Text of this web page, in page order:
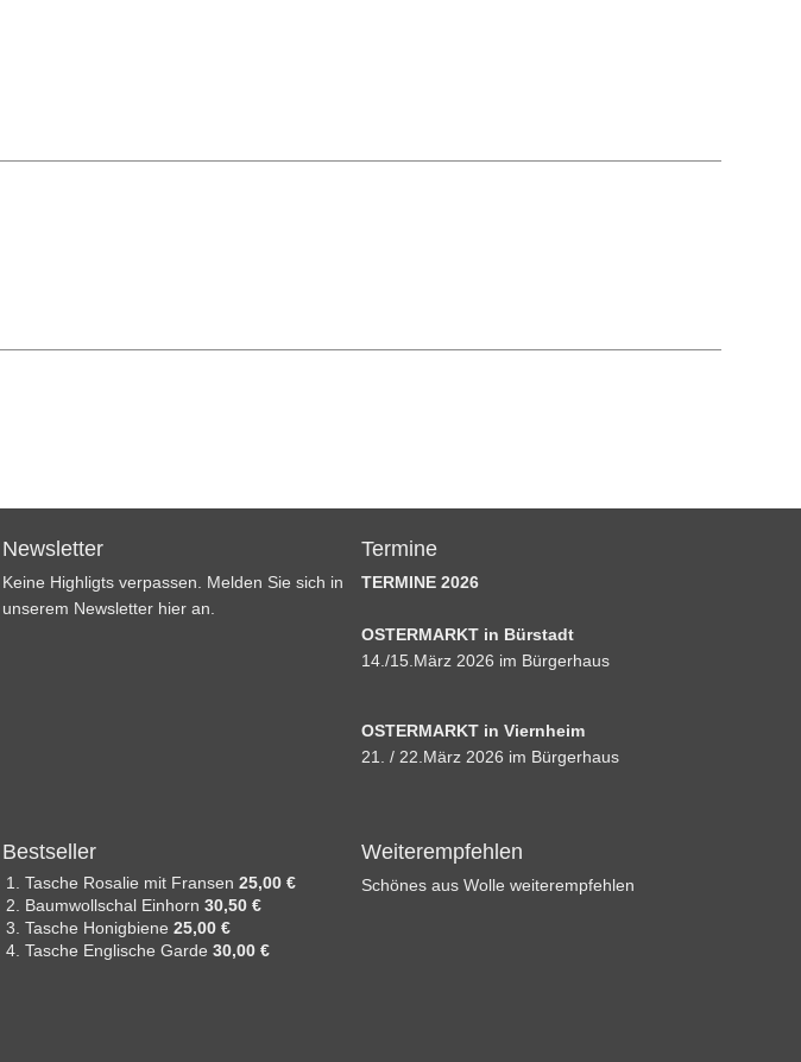
Newsletter
Keine Highligts verpassen. Melden Sie sich in
unserem Newsletter hier an.
Termine
TERMINE 2026
OSTERMARKT in Bürstadt
14./15.März 2026 im Bürgerhaus
OSTERMARKT in Viernheim
21. / 22.März 2026 im Bürgerhaus
Bestseller
Tasche Rosalie mit Fransen 25,00 €
Baumwollschal Einhorn 30,50 €
Tasche Honigbiene 25,00 €
Tasche Englische Garde 30,00 €
Weiterempfehlen
Schönes aus Wolle weiterempfehlen